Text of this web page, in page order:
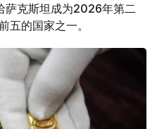
萨克斯坦成为2026年第二
五的国家之一。